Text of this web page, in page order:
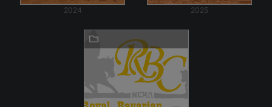
2024 2025